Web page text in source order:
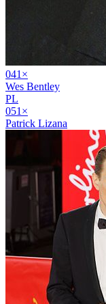
041 ×
Wes Bentley
PL
051 ×
Patrick Lizana